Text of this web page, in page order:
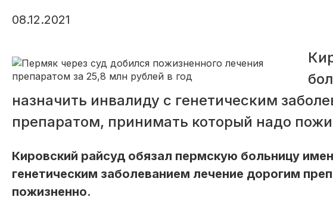
08.12.2021
назначить инвалиду с генетическим
препаратом, принимать который надо
Кировский райсуд обязал пермскую больницу
генетическим заболеванием лечение дорогим
пожизненно.